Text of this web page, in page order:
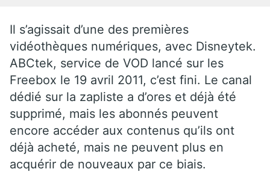
Il s’agissait d’une des premières
vidéothèques numériques, avec Disneytek.
ABCtek, service de VOD lancé sur les
Freebox le 19 avril 2011, c’est fini. Le canal
dédié sur la zapliste a d’ores et déjà été
supprimé, mais les abonnés peuvent
encore accéder aux contenus qu’ils ont
déjà acheté, mais ne peuvent plus en
acquérir de nouveaux par ce biais.